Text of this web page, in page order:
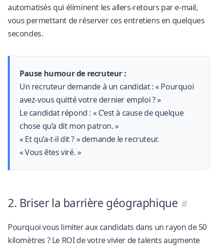
automatisés qui éliminent les allers-retours par e-mail,
vous permettant de réserver ces entretiens en quelques
secondes.
Pause humour de recruteur :
Un recruteur demande à un candidat : « Pourquoi
avez-vous quitté votre dernier emploi ? »
Le candidat répond : « C’est à cause de quelque
chose qu’a dit mon patron. »
« Et qu’a-t-il dit ? » demande le recruteur.
« Vous êtes viré. »
2. Briser la barrière géographique
Pourquoi vous limiter aux candidats dans un rayon de 50
kilomètres ? Le ROI de votre vivier de talents augmente